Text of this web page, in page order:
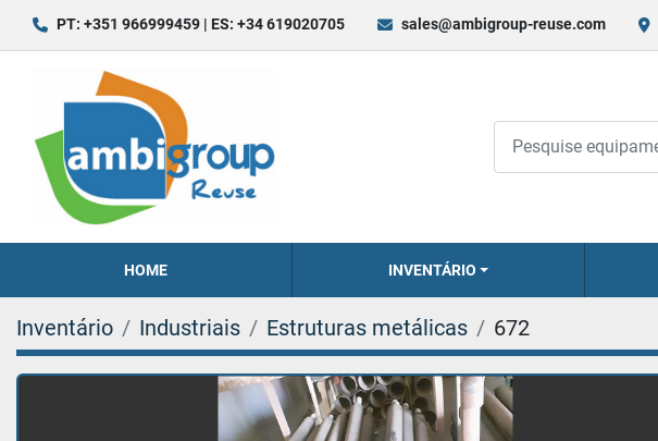
PT: +351 966999459 | ES: +34 619020705 sales@ambigroup-reuse.com
HOME INVENTÁRIO
Inventário Industriais Estruturas metálicas 672